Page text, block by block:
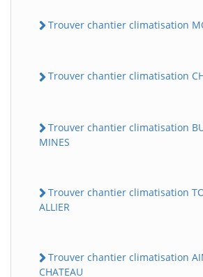
Trouver chantier climatisation
Trouver chantier climatisation
Trouver chantier climatisation
MINES
Trouver chantier climatisation
ALLIER
Trouver chantier climatisation
CHATEAU